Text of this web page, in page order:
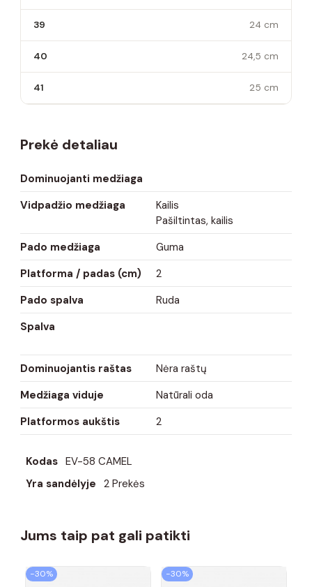
39 24 cm
40 24,5 cm
41 25 cm
Prekė detaliau
Dominuojanti medžiaga
Vidpadžio medžiaga
Kailis
Pašiltintas, kailis
Pado medžiaga
Guma
Platforma / padas (cm)
2
Pado spalva
Ruda
Spalva
Dominuojantis raštas
Nėra raštų
Medžiaga viduje
Natūrali oda
Platformos aukštis
2
Kodas EV-58 CAMEL
Yra sandėlyje 2 Prekės
Jums taip pat gali patikti
−30% −30%